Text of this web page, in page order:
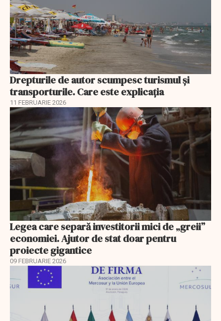
Drepturile de autor scumpesc turismul și
transporturile. Care este explicația
11 FEBRUARIE 2026
Legea care separă investitorii mici de „greii”
economiei. Ajutor de stat doar pentru
proiecte gigantice
09 FEBRUARIE 2026